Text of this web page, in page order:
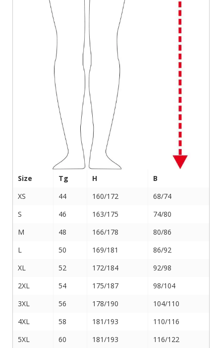
Size Tg H
B
XS
44 160/172
68/74
S
46 163/175
74/80
M
48 166/178
80/86
L
50 169/181
86/92
XL
52 172/184
92/98
2XL
54 175/187
98/104
3XL
56 178/190
104/110
4XL
58 181/193
110/116
5XL
60 181/193 116/122